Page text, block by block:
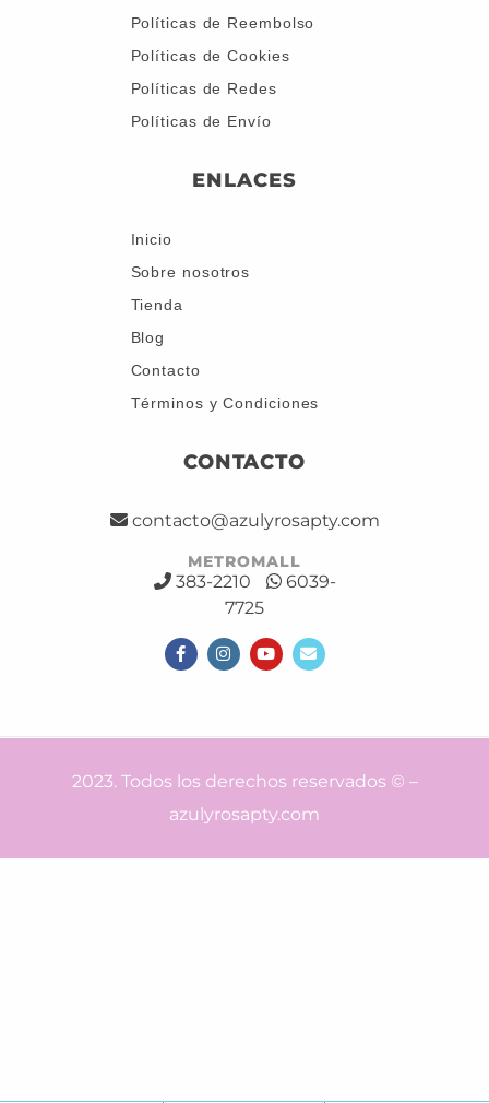
Políticas de Reembolso
Políticas de Cookies
Políticas de Redes
Políticas de Envío
ENLACES
Inicio
Sobre nosotros
Tienda
Blog
Contacto
Términos y Condiciones
CONTACTO
contacto@azulyrosapty.com
METROMALL
383-2210
6039-
7725
2023. Todos los derechos reservados © –
azulyrosapty.com